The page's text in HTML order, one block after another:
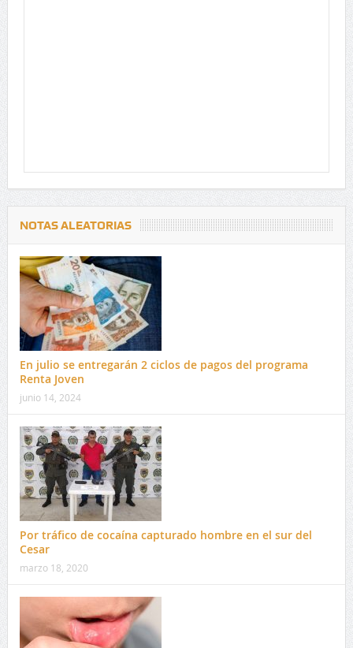
NOTAS ALEATORIAS
En julio se entregarán 2 ciclos de pagos del programa
Renta Joven
junio 14, 2024
Por tráfico de cocaína capturado hombre en el sur del
Cesar
marzo 18, 2020